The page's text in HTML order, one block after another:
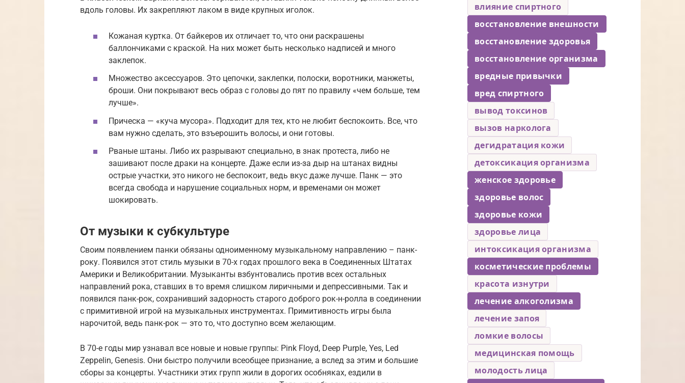
вдоль головы. Их закрепляют лаком в виде крупных иголок.
Кожаная куртка. От байкеров их отличает то, что они раскрашены
баллончиками с краской. На них может быть несколько надписей и много
заклепок.
Множество аксессуаров. Это цепочки, заклепки, полоски, воротники, манжеты,
броши. Они покрывают весь образ с головы до пят по правилу «чем больше, тем
лучше».
Прическа — «куча мусора». Подходит для тех, кто не любит беспокоить. Все, что
вам нужно сделать, это взъерошить волосы, и они готовы.
Рваные штаны. Либо их разрывают специально, в знак протеста, либо не
зашивают после драки на концерте. Даже если из-за дыр на штанах видны
острые участки, это никого не беспокоит, ведь вкус даже лучше. Панк — это
всегда свобода и нарушение социальных норм, и временами он может
шокировать.
От музыки к субкультуре
Своим появлением панки обязаны одноименному музыкальному направлению – панк-
року. Появился этот стиль музыки в 70-х годах прошлого века в Соединенных Штатах
Америки и Великобритании. Музыканты взбунтовались против всех остальных
направлений рока, ставших в то время слишком лиричными и депрессивными. Так и
появился панк-рок, сохранивший задорность старого доброго рок-н-ролла в соединении
с примитивной игрой на музыкальных инструментах. Примитивность игры была
нарочитой, ведь панк-рок — это то, что доступно всем желающим.
В 70-е годы мир узнавал все новые и новые группы: Pink Floyd, Deep Purple, Yes, Led
Zeppelin, Genesis. Они быстро получили всеобщее признание, а вслед за этим и большие
сборы за концерты. Участники этих групп жили в дорогих особняках, ездили в
влияние спиртного
восстановление внешности
восстановление здоровья
восстановление организма
вредные привычки
вред спиртного
вывод токсинов
вызов нарколога
дегидратация кожи
детоксикация организма
женское здоровье
здоровье волос
здоровье кожи
здоровье лица
интоксикация организма
косметические проблемы
красота изнутри
лечение алкоголизма
лечение запоя
ломкие волосы
медицинская помощь
молодость лица